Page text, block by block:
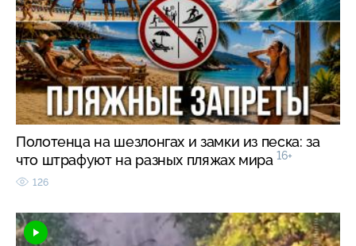
Полотенца на шезлонгах и замки из песка: за
что штрафуют на разных пляжах мира 16+
126